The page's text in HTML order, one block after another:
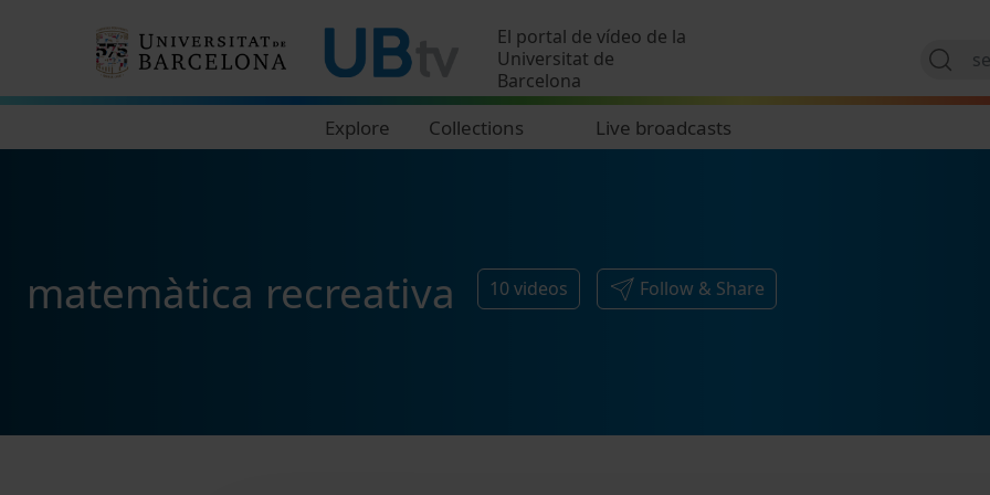
El portal de vídeo de la
Universitat de
Barcelona
Explore Collections Live broadcasts
matemàtica recreativa 10 videos Follow & Share